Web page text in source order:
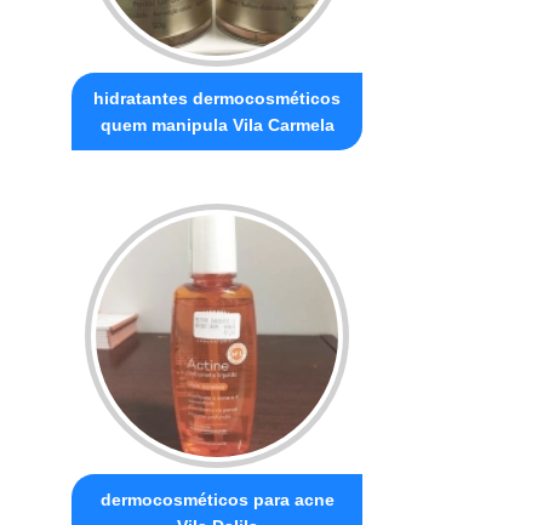
hidratantes dermocosméticos
quem manipula Vila Carmela
dermocosméticos para acne